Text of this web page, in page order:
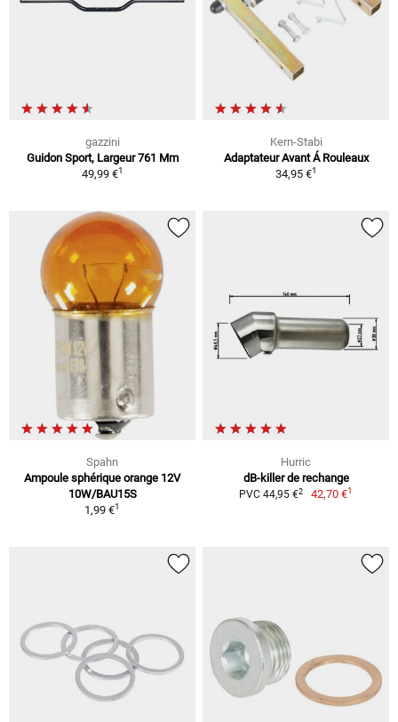
gazzini
Guidon Sport, Largeur 761 Mm
49,99 €1
Kern-Stabi
Adaptateur Avant Á Rouleaux
34,95 €1
Spahn
Ampoule sphérique orange 12V
10W/BAU15S
1,99 €1
Hurric
dB-killer de rechange
PVC 44,95 €2 42,70 €1